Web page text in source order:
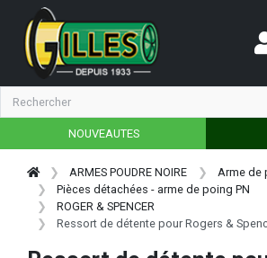
NOUVEAUTES
ARMES POUDRE NOIRE
Arme de
Pièces détachées - arme de poing PN
ROGER & SPENCER
Ressort de détente pour Rogers &